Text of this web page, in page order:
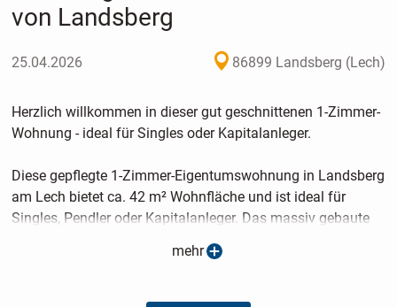
von Landsberg
25.04.2026 86899 Landsberg (Lech)
Herzlich willkommen in dieser gut geschnittenen 1-Zimmer-
Wohnung - ideal für Singles oder Kapitalanleger.
Diese gepflegte 1-Zimmer-Eigentumswohnung in Landsberg
am Lech bietet ca. 42 m² Wohnfläche und ist ideal für
Singles, Pendler oder Kapitalanleger. Das massiv gebaute
Mehrfamilienhaus aus dem Jahr 1984 ist voll unterkellert.
Ein Tiefgaragenstellplatz ist im Kaufpreis enthalten; die
mehr